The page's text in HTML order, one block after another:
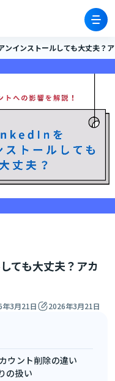
インストールしても大丈夫？
ても大丈夫？アカ
年3月21日 2026年3月21日
ウント削除の違い
の扱い